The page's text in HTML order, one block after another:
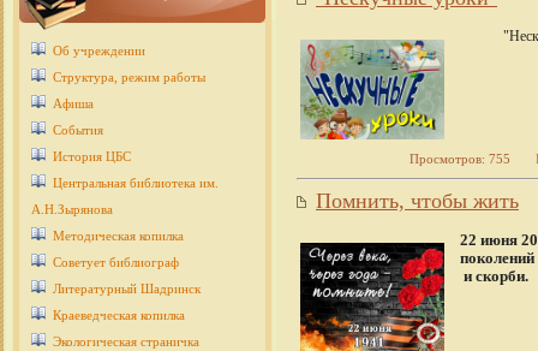
Об учреждении
Структура, режим работы
Афиша
События
История ЦБС
Центральная библиотека им.
А.Н.Зырянова
Методическая копилка
Советует библиограф
Литературный Шадринск
Краеведческая копилка
Экологическая страничка
Просмотров: 755
Помнить, чтобы жить
22 июня
и скорби.